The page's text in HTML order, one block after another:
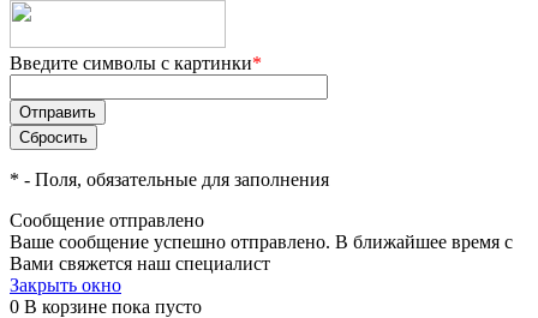
Введите символы с картинки*
* - Поля, обязательные для заполнения
Сообщение отправлено
Ваше сообщение успешно отправлено. В ближайшее время с
Вами свяжется наш специалист
Закрыть окно
0 В корзине пока пусто